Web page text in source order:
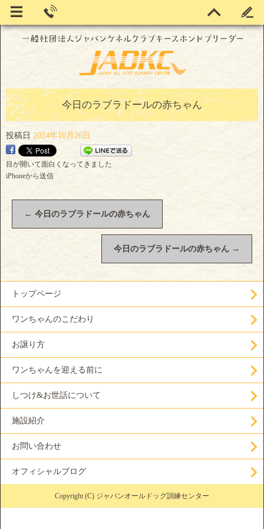
今日のラブラドールの赤ちゃん
投稿日 2024年10月26日
目が開いて面白くなってきました
iPhoneから送信
← 今日のラブラドールの赤ちゃん
今日のラブラドールの赤ちゃん →
トップページ
ワンちゃんのこだわり
お譲り方
ワンちゃんを迎える前に
しつけ&お世話について
施設紹介
お問い合わせ
オフィシャルブログ
Copyright (C) ジャパンオールドッグ訓練センター